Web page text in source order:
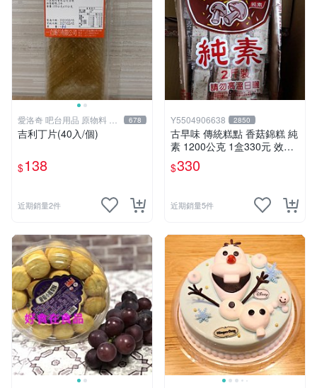
愛洛奇 吧台用品 原物料 咖
啡
678
吉利丁片(40入/個)
$138
近期銷量2件
Y5504906638 2850
古早味 傳統糕點 香菇錦糕 純
素 1200公克 1盒330元 效期
約2-3周
$330
近期銷量5件